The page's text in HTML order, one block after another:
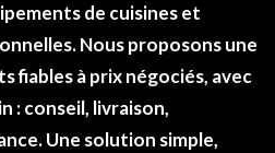
de cuisines et
Nous proposons une
fiables àprix négociés, avec
: conseil, livraison,
Une solution simple,